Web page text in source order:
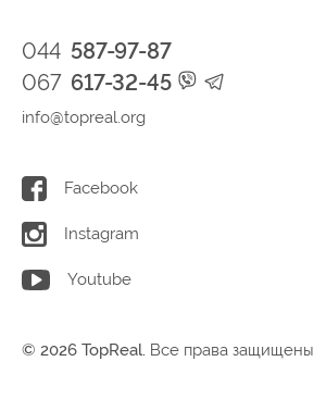
044 587-97-87
067 617-32-45
info@topreal.org
Facebook
Instagram
Youtube
© 2026 TopReal. Все права защищены